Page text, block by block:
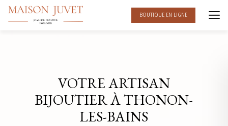
Aller
contenu
BOUTIQUE EN LIGNE
VOTRE ARTISAN
BIJOUTIER À THONON-
LES-BAINS